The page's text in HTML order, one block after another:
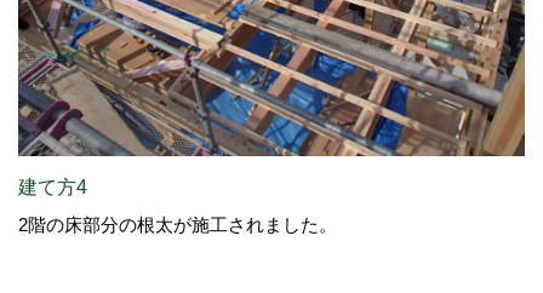
建て方4
2階の床部分の根太が施工されました。